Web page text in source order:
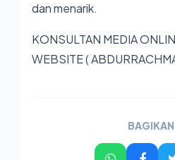
dan menarik.
KONSULTAN MEDIA
WEBSITE (